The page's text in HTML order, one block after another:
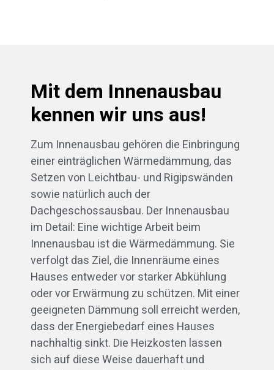
Mit dem Innenausbau
kennen wir uns aus!
Zum Innenausbau gehören die Einbringung
einer einträglichen Wärmedämmung, das
Setzen von Leichtbau- und Rigipswänden
sowie natürlich auch der
Dachgeschossausbau. Der Innenausbau
im Detail: Eine wichtige Arbeit beim
Innenausbau ist die Wärmedämmung. Sie
verfolgt das Ziel, die Innenräume eines
Hauses entweder vor starker Abkühlung
oder vor Erwärmung zu schützen. Mit einer
geeigneten Dämmung soll erreicht werden,
dass der Energiebedarf eines Hauses
nachhaltig sinkt. Die Heizkosten lassen
sich auf diese Weise dauerhaft und